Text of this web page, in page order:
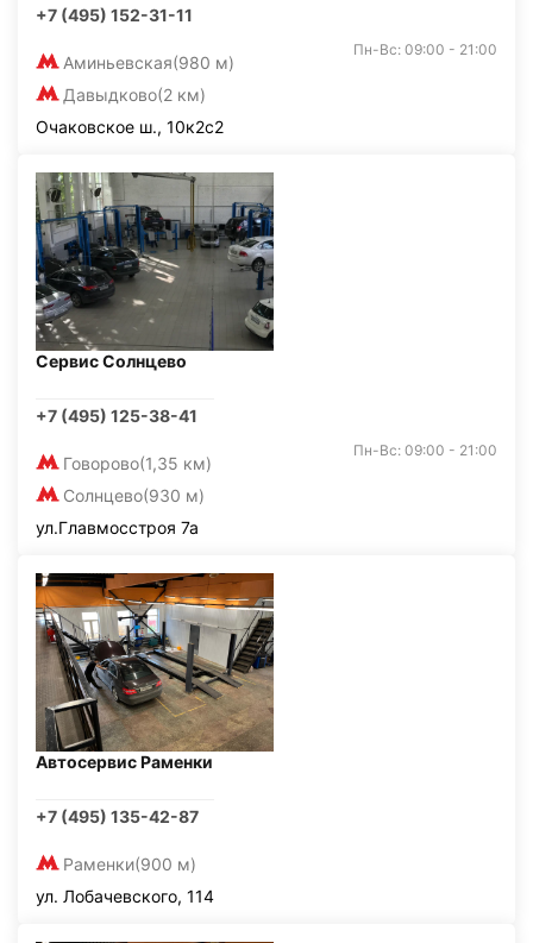
+7 (495) 152-31-11
Аминьевская(980 м)
Давыдково(2 км)
Пн-Вс: 09:00 - 21:00
Очаковское ш., 10к2с2
Сервис Солнцево
+7 (495) 125-38-41
Говорово(1,35 км)
Солнцево(930 м)
Пн-Вс: 09:00 - 21:00
ул.Главмосстроя 7а
Автосервис Раменки
+7 (495) 135-42-87
Раменки(900 м)
ул. Лобачевского, 114